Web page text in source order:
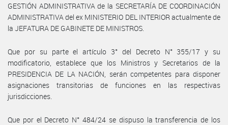
GESTIÓN ADMINISTRATIVA de la SECRETARÍA DE COORDINACIÓN
ADMINISTRATIVA del ex MINISTERIO DEL INTERIOR actualmente de
la JEFATURA DE GABINETE DE MINISTROS.
Que por su parte el artículo 3° del Decreto N° 355/17 y su
modificatorio, establece que los Ministros y Secretarios de la
PRESIDENCIA DE LA NACIÓN, serán competentes para disponer
asignaciones transitorias de funciones en las respectivas
jurisdicciones.
Que por el Decreto N° 484/24 se dispuso la transferencia de los